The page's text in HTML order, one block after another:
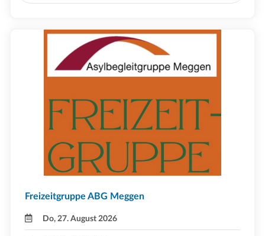
Freizeitgruppe ABG Meggen
Do, 27. August 2026